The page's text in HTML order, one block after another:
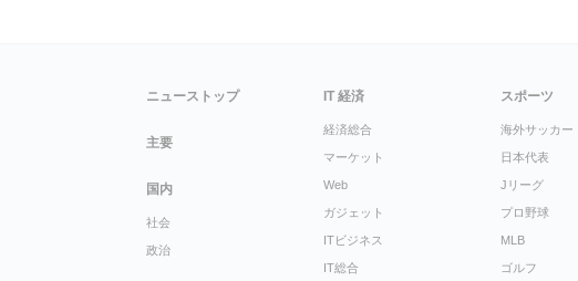
ニューストップ
主要
国内
社会
政治
IT 経済
経済総合
マーケット
Web
ガジェット
ITビジネス
IT総合
スポーツ
海外サッカー
日本代表
Jリーグ
プロ野球
MLB
ゴルフ